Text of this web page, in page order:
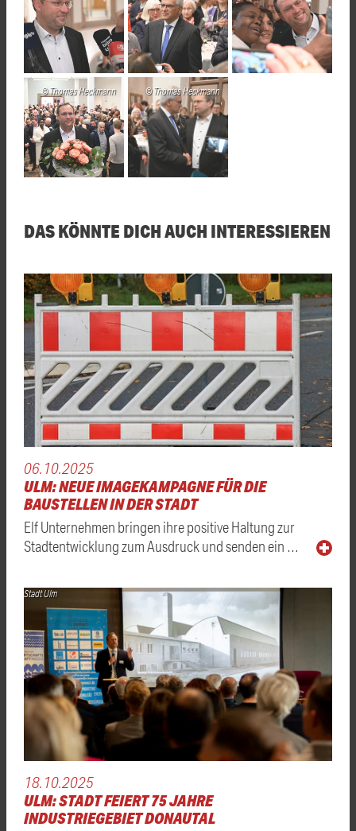
Thomas Heckmann Thomas Heckmann
DAS KÖNNTE DICH AUCH INTERESSIEREN
06.10.2025
ULM: NEUE IMAGEKAMPAGNE FÜR DIE
BAUSTELLEN IN DER STADT
Elf Unternehmen bringen ihre positive Haltung zur
Stadtentwicklung zum Ausdruck und senden ein …
Stadt Ulm
18.10.2025
ULM: STADT FEIERT 75 JAHRE
INDUSTRIEGEBIET DONAUTAL